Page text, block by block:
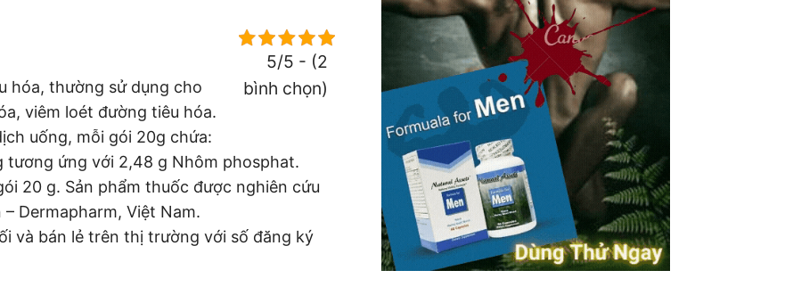
5/5 - (2
bình chọn)
hóa, thường sử dụng cho
viêm loét đường tiêu hóa.
uống, mỗi gói 20g chứa:
tương ứng với 2,48 g Nhôm phosphat.
20 g. Sản phẩm thuốc được nghiên cứu
Dermapharm, Việt Nam.
và bán lẻ trên thị trường với số đăng ký